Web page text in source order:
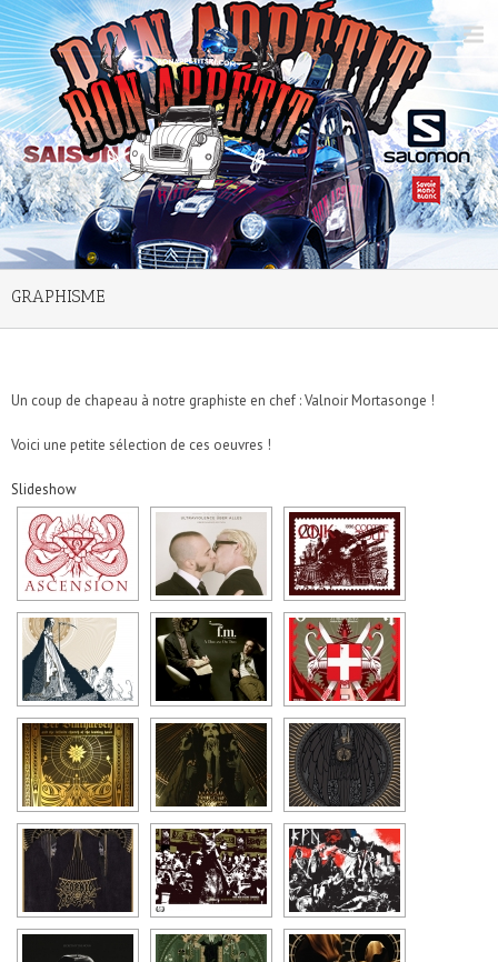
GRAPHISME
Un coup de chapeau à notre graphiste en chef : Valnoir Mortasonge !
Voici une petite sélection de ces oeuvres !
Slideshow